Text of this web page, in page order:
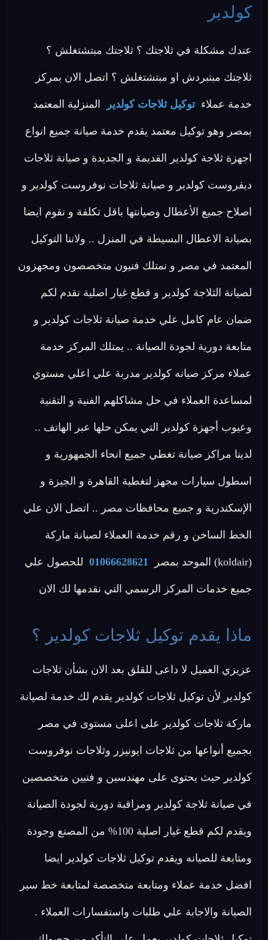
كولدير
عندك مشكلة في ثلاجتك ؟ ثلاجتك مبتشتغلش ؟
ثلاجتك مبتبردش او مبتشتغلش ؟ اتصل الان بمركز
خدمة عملاء توكيل ثلاجات كولدير المنزلية المعتمد
بمصر وهو توكيل معتمد يقدم خدمة صيانة جميع انواع
اجهزة ثلاجة كولدير القديمة و الجديدة و صيانة ثلاجات
ديفروست كولدير و صيانة ثلاجات نوفروست كولدير و
اصلاح جميع الأعطال وصيانتها باقل تكلفة و نقوم ايضا
بصيانة الاعطال البسيطة في المنزل .. ولاننا التوكيل
المعتمد في مصر و نمتلك فنيون متخصصون ومجهزون
لصيانة الثلاجة كولدير و قطع غيار اصلية نقدم لكم
ضمان عام كامل علي خدمة صيانة ثلاجات كولدير و
متابعة دورية لجودة الصيانة .. يمتلك المركز خدمة
عملاء مركز صيانه كولدير مدربة علي اعلي مستوي
لمساعدة العملاء في حل مشاكلهم الفنية و التقنية
وعيوب أجهزة كولدير التي يمكن حلها عبر الهاتف ..
لدينا مراكز صيانة تغطي جميع انحاء الجمهورية و
اسطول سيارات مجهز لتغطية القاهرة و الجيزة و
الإسكندرية و جميع محافظات مصر .. اتصل الان علي
الخط الساخن و رقم خدمة العملاء لصيانة ماركة
(koldair) الموحد بمصر 01066628621 للحصول علي
جميع خدمات المركز الرسمي التي نقدمها لك الان
ماذا يقدم توكيل ثلاجات كولدير ؟
عزيزي العميل لا داعى للقلق بعد الان بشأن ثلاجات
كولدير لأن توكيل ثلاجات كولدير يقدم لك خدمة لصيانة
ماركة ثلاجات كولدير على اعلى مستوى في مصر
بجميع أنواعها من ثلاجات ايونيزر وثلاجات نوفروست
كولدير حيث يحتوى على مهندسين و فنيين متخصصين
في صيانة ثلاجة كولدير ومراقبة دورية لجودة الصيانة
ويقدم لكم قطع غيار اصلية 100% من المصنع وجودة
ومتابعة للصيانه ويقدم توكيل ثلاجات كولدير ايضا
افضل خدمة عملاء ومتابعة متخصصة لمتابعة خط سير
الصيانة والاجابة علي طلبات واستفسارات العملاء .